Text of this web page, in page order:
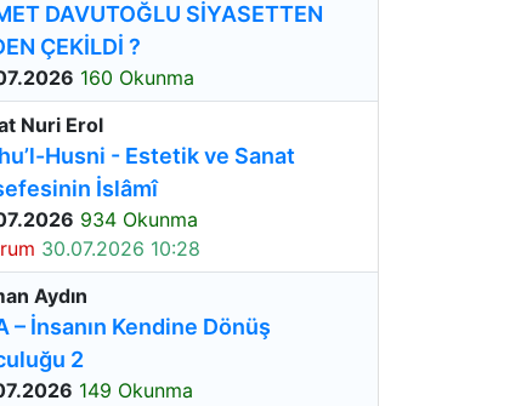
DAVUTOĞLU SİYASETTEN
ÇEKİLDİ ?
160 Okunma
Nuri Erol
Husni - Estetik ve Sanat
İslâmî
934 Okunma
30.07.2026 10:28
Aydın
– İnsanın Kendine Dönüş
2
149 Okunma